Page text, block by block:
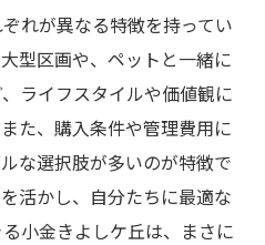
れが異なる特徴を持ってい
型区画や、ペットと一緒に
ライフスタイルや価値観に
た、購入条件や管理費用に
な選択肢が多いのが特徴で
活かし、自分たちに最適な
小金きよしケ丘は、まさに